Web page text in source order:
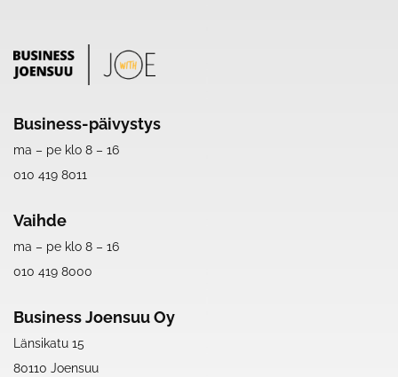
Business-päivystys
ma – pe klo 8 – 16
010 419 8011
Vaihde
ma – pe klo 8 – 16
010 419 8000
Business Joensuu Oy
Länsikatu 15
80110 Joensuu